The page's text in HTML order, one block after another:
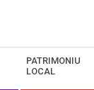
PATRIMONIU
LOCAL